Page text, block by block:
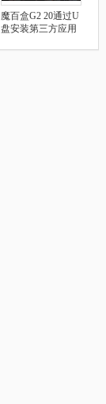
魔百盒G2 20通过U
盘安装第三方应用